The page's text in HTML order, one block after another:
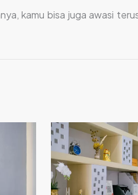
kamu bisa juga awasi